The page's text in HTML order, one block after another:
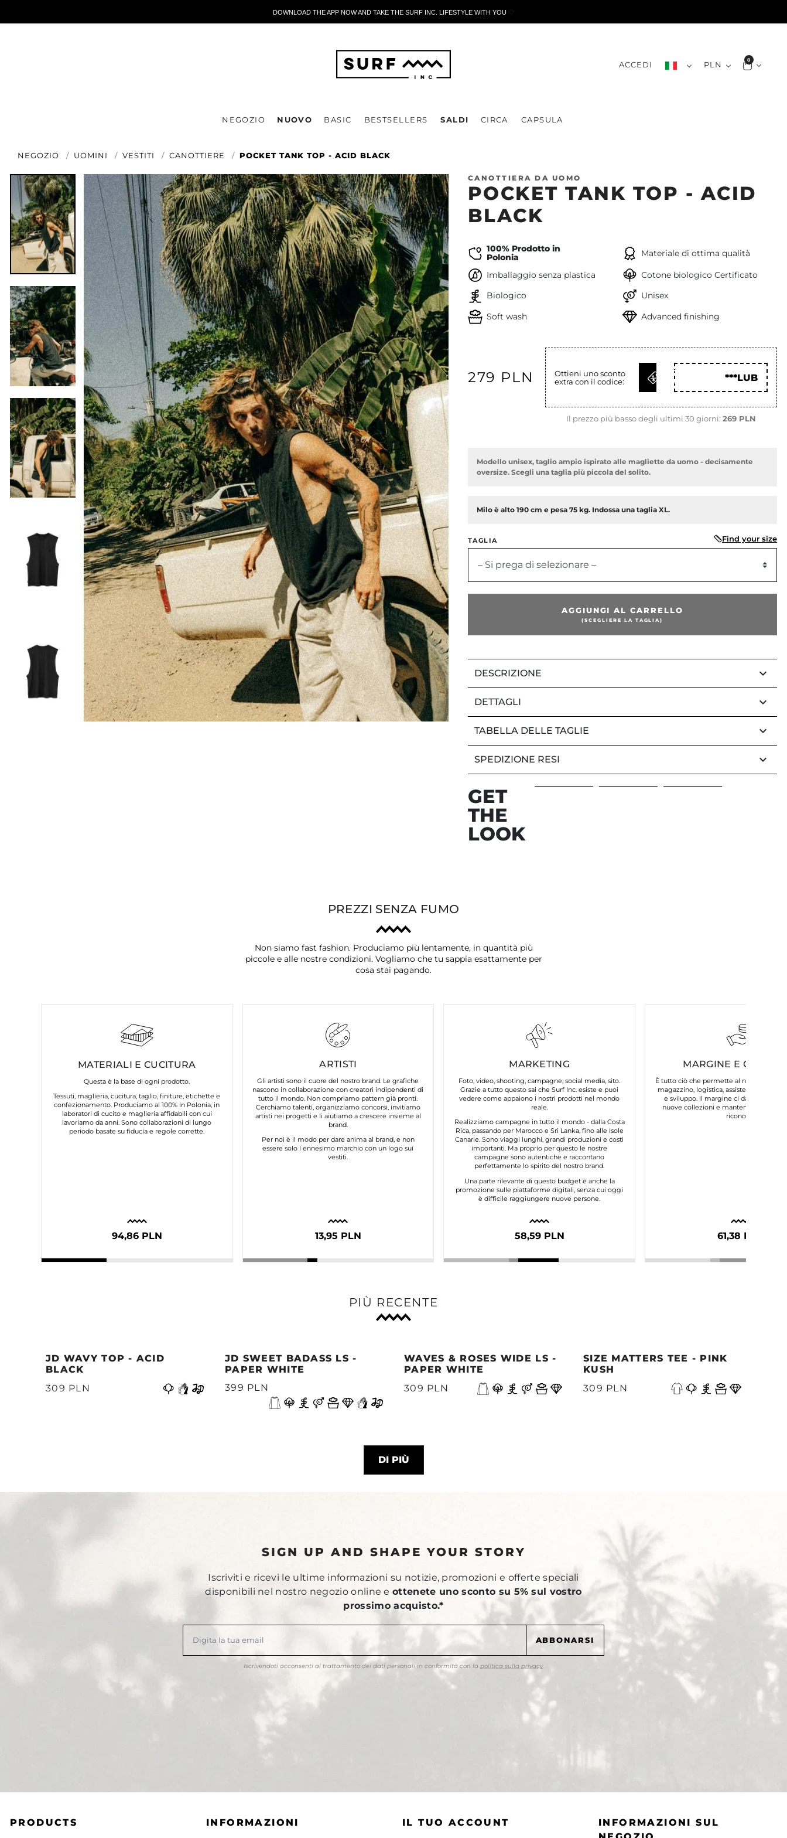
DOWNLOAD THE APP NOW AND TAKE THE SURF INC. LIFESTYLE WITH YOU🤍
ACCEDI PLN 0
NEGOZIO NUOVO BASIC BESTSELLERS SALDI CIRCA CAPSULA
NEGOZIO UOMINI VESTITI CANOTTIERE POCKET TANK TOP - ACID BLACK
CANOTTIERA DA UOMO
POCKET TANK TOP - ACID
BLACK
100% Prodotto in
Polonia
Materiale di ottima qualità
Imballaggio senza plastica
Cotone biologico Certificato
Biologico
Unisex
Soft wash
Advanced finishing
279 PLN
Ottieni uno sconto
extra con il codice:
OTTIENI
COD
***LUB
Il prezzo più basso degli ultimi 30 giorni: 269 PLN
Modello unisex, taglio ampio ispirato alle magliette da uomo - decisamente
oversize. Scegli una taglia più piccola del solito.
Milo è alto 190 cm e pesa 75 kg. Indossa una taglia XL.
TAGLIA Find your size
– Si prega di selezionare –
AGGIUNGI AL CARRELLO
(SCEGLIERE LA TAGLIA)
DESCRIZIONE keyboard_arrow_down
DETTAGLI keyboard_arrow_down
TABELLA DELLE TAGLIE keyboard_arrow_down
SPEDIZIONE RESI keyboard_arrow_down
GET
THE
LOOK
PREZZI SENZA FUMO
Non siamo fast fashion. Produciamo più lentamente, in quantità più
piccole e alle nostre condizioni. Vogliamo che tu sappia esattamente per
cosa stai pagando.
MATERIALI E CUCITURA
Questa è la base di ogni prodotto.
Tessuti, maglieria, cucitura, taglio, finiture, etichette e
confezionamento. Produciamo al 100% in Polonia, in
laboratori di cucito e maglieria affidabili con cui
lavoriamo da anni. Sono collaborazioni di lungo
periodo basate su fiducia e regole corrette.
94,86 PLN
ARTISTI
Gli artisti sono il cuore del nostro brand. Le grafiche
nascono in collaborazione con creatori indipendenti di
tutto il mondo. Non compriamo pattern già pronti.
Cerchiamo talenti, organizziamo concorsi, invitiamo
artisti nei progetti e li aiutiamo a crescere insieme al
brand.
Per noi è il modo per dare anima al brand, e non
essere solo l ennesimo marchio con un logo sui
vestiti.
13,95 PLN
MARKETING
Foto, video, shooting, campagne, social media, sito.
Grazie a tutto questo sai che Surf Inc. esiste e puoi
vedere come appaiono i nostri prodotti nel mondo
reale.
Realizziamo campagne in tutto il mondo - dalla Costa
Rica, passando per Marocco e Sri Lanka, fino alle Isole
Canarie. Sono viaggi lunghi, grandi produzioni e costi
importanti. Ma proprio per questo le nostre
campagne sono autentiche e raccontano
perfettamente lo spirito del nostro brand.
Una parte rilevante di questo budget è anche la
promozione sulle piattaforme digitali, senza cui oggi
è difficile raggiungere nuove persone.
58,59 PLN
MARGINE E COSTI
È tutto ciò che permette al nostro brand
magazzino, logistica, assistenza clienti,
e sviluppo. Il margine ci dà la
nuove collezioni e mantenere la
riconosci.
61,38 PLN
PIÙ RECENTE
JD WAVY TOP - ACID
BLACK
309 PLN
JD SWEET BADASS LS -
PAPER WHITE
399 PLN
WAVES & ROSES WIDE LS -
PAPER WHITE
309 PLN
SIZE MATTERS TEE - PINK
KUSH
309 PLN
Precedente
DI PIÙ
SIGN UP AND SHAPE YOUR STORY
Iscriviti e ricevi le ultime informazioni su notizie, promozioni e offerte speciali
disponibili nel nostro negozio online eottenete uno sconto su 5% sul vostro
prossimo acquisto.*
Iscrivendoti acconsenti al trattamento dei dati personali in conformità con la politica sulla privacy.
PRODUCTS INFORMAZIONI IL TUO ACCOUNT
INFORMAZIONI SUL